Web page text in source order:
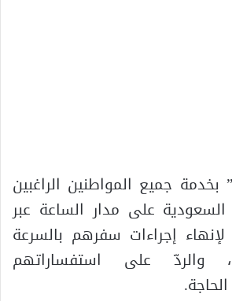
بخدمة جميع المواطنين الراغبين
على مدار الساعة عبر
لإنهاء إجراءات سفرهم بالسرعة
والردّ على استفساراتهم